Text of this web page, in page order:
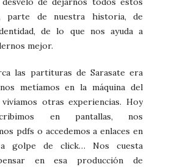
parte de nuestra historia, de
de lo que nos ayuda a
mejor.
las partituras de Sarasate era
metíamos en la máquina del
otras experiencias. Hoy
en pantallas, nos
pdfs o accedemos a enlaces en
golpe de click… Nos cuesta
en esa producción de